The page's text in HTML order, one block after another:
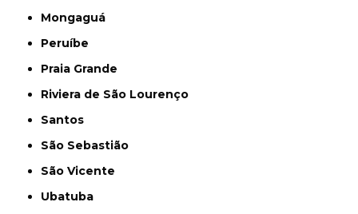
Mongaguá
Peruíbe
Praia Grande
Riviera de São Lourenço
Santos
São Sebastião
São Vicente
Ubatuba